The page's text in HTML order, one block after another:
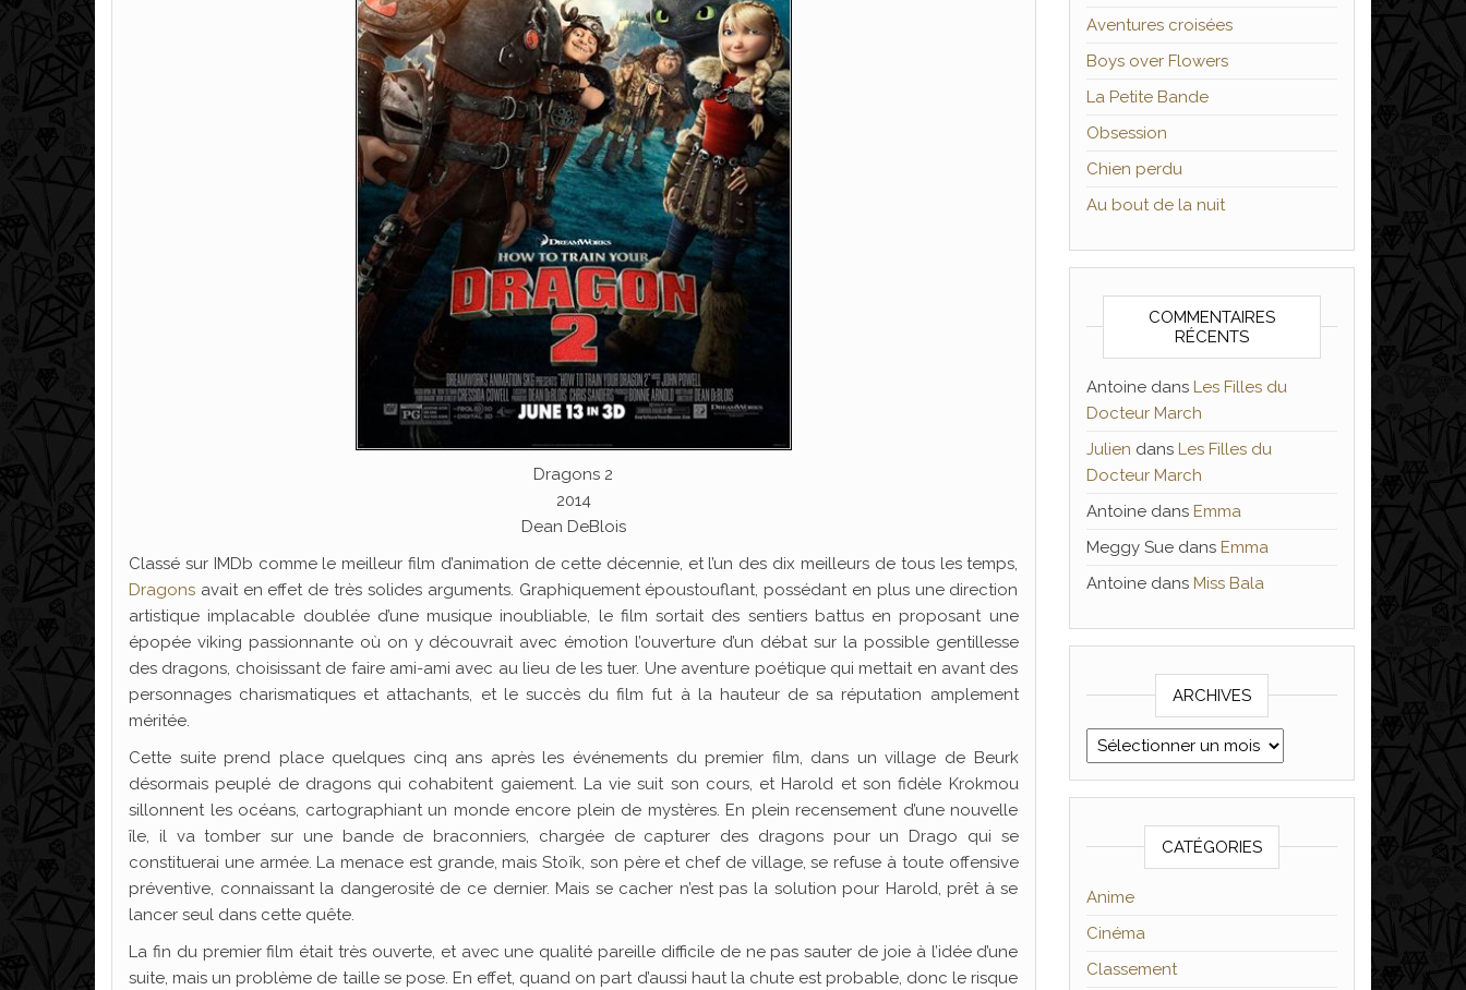
Dragons 2
2014
Dean DeBlois
Classé sur IMDb comme le meilleur film d’animation de cette décennie, et l’un des dix meilleurs de tous les temps,
Dragons avait en effet de très solides arguments. Graphiquement époustouflant, possédant en plus une direction
artistique implacable doublée d’une musique inoubliable, le film sortait des sentiers battus en proposant une
épopée viking passionnante où on y découvrait avec émotion l’ouverture d’un débat sur la possible gentillesse
des dragons, choisissant de faire ami-ami avec au lieu de les tuer. Une aventure poétique qui mettait en avant des
personnages charismatiques et attachants, et le succès du film fut à la hauteur de sa réputation amplement
méritée.
Cette suite prend place quelques cinq ans après les événements du premier film, dans un village de Beurk
désormais peuplé de dragons qui cohabitent gaiement. La vie suit son cours, et Harold et son fidèle Krokmou
sillonnent les océans, cartographiant un monde encore plein de mystères. En plein recensement d’une nouvelle
île, il va tomber sur une bande de braconniers, chargée de capturer des dragons pour un Drago qui se
constituerai une armée. La menace est grande, mais Stoïk, son père et chef de village, se refuse à toute offensive
préventive, connaissant la dangerosité de ce dernier. Mais se cacher n’est pas la solution pour Harold, prêt à se
lancer seul dans cette quête.
La fin du premier film était très ouverte, et avec une qualité pareille difficile de ne pas sauter de joie à l’idée d’une
suite, mais un problème de taille se pose. En effet, quand on part d’aussi haut la chute est probable, donc le risque
Aventures croisées
Boys over Flowers
La Petite Bande
Obsession
Chien perdu
Au bout de la nuit
COMMENTAIRES
RÉCENTS
Antoinedans Les Filles du
Docteur March
Julien dans Les Filles du
Docteur March
Antoinedans Emma
Meggy Suedans Emma
Antoinedans Miss Bala
ARCHIVES
Archives
CATÉGORIES
Anime
Cinéma
Classement